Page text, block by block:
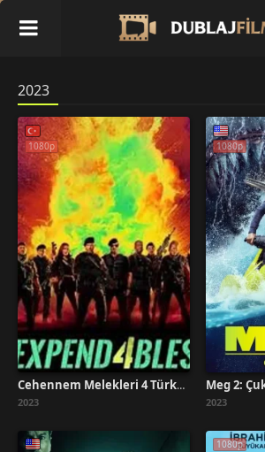
2023
1080p
Cehennem Melekleri 4 Türkçe Dublaj İzle
2023
1080p
2023
1080p